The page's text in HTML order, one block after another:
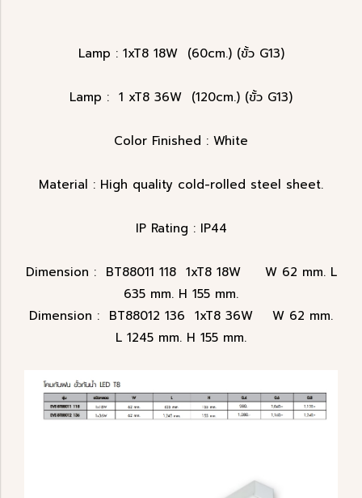
Lamp : 1xT8 18W (60cm.) (ขั้ว G13)
Lamp : 1 xT8 36W (120cm.) (ขั้ว G13)
Color Finished : White
Material : High quality cold-rolled steel sheet.
IP Rating : IP44
Dimension : BT88011 118 1xT8 18W W 62 mm. L
635 mm. H 155 mm.
Dimension : BT88012 136 1xT8 36W W 62 mm.
L 1245 mm. H 155 mm.